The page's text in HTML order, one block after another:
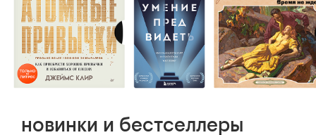
новинки и бестселлеры